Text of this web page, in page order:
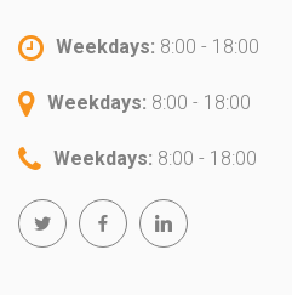
Weekdays: 8:00 - 18:00
Weekdays: 8:00 - 18:00
Weekdays: 8:00 - 18:00